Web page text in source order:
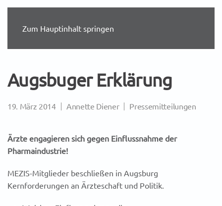
Zum Hauptinhalt springen
Augsbuger Erklärung
19. März 2014 Annette Diener Pressemitteilungen
Ärzte engagieren sich gegen Einflussnahme der
Pharmaindustrie!
MEZIS-Mitglieder beschließen in Augsburg
Kernforderungen an Ärzteschaft und Politik.